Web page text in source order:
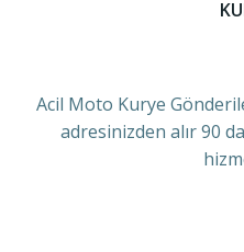
Acil Moto Kurye
adresinizden alır 90